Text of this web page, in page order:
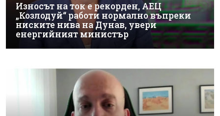
Износът на ток е рекорден, АЕЦ
„Козлодуй“ работи нормално въпреки
ниските нива на Дунав, увери
енергийният министър